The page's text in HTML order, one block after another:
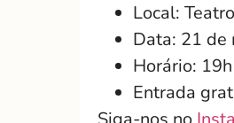
Local:
Data: 21 de
Horário: 19h
Entrada